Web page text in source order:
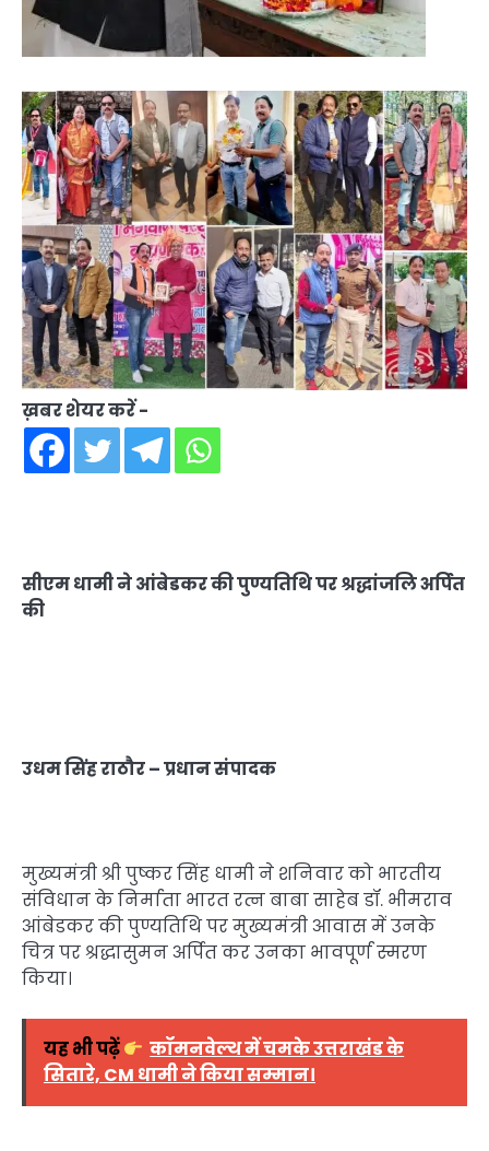
ख़बर शेयर करें -
सीएम धामी ने आंबेडकर की पुण्यतिथि पर श्रद्धांजलि अर्पित
की
उधम सिंह राठौर – प्रधान संपादक
मुख्यमंत्री श्री पुष्कर सिंह धामी ने शनिवार को भारतीय
संविधान के निर्माता भारत रत्न बाबा साहेब डॉ. भीमराव
आंबेडकर की पुण्यतिथि पर मुख्यमंत्री आवास में उनके
चित्र पर श्रद्धासुमन अर्पित कर उनका भावपूर्ण स्मरण
किया।
यह भी पढ़ें
कॉमनवेल्थ में चमके उत्तराखंड के
सितारे, CM धामी ने किया सम्मान।